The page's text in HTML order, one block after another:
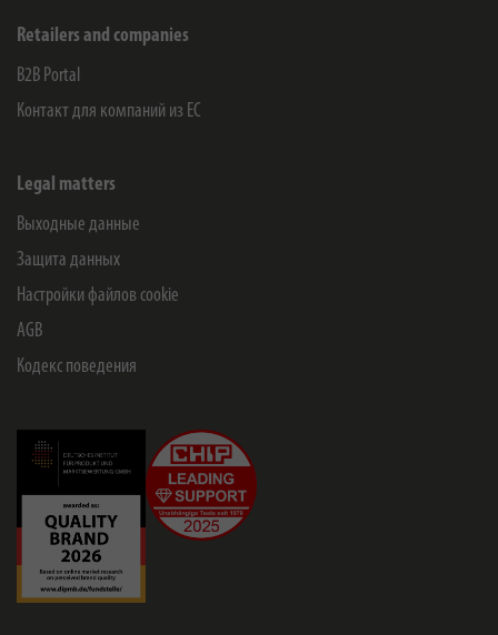
Retailers and companies
B2B Portal
Контакт для компаний из ЕС
Legal matters
Выходные данные
Защита данных
Настройки файлов cookie
AGB
Кодекс поведения